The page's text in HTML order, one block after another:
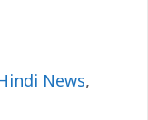
News,